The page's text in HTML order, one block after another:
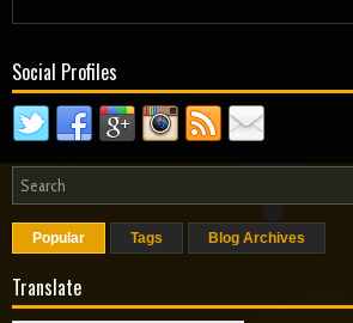
Social Profiles
Popular Tags Blog Archives
Translate